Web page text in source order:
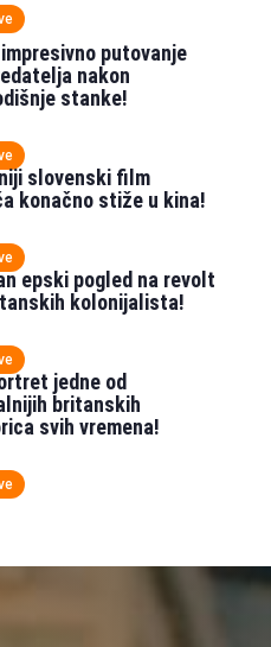
putovanje
nakon
stanke!
slovenski film
konačno stiže u kina!
epski pogled na revolt
kolonijalista!
jedne od
britanskih
svih vremena!